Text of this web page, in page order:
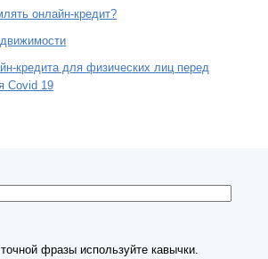
онлайн-кредит?
кредита для физических лиц перед
Covid 19
фразы используйте кавычки.